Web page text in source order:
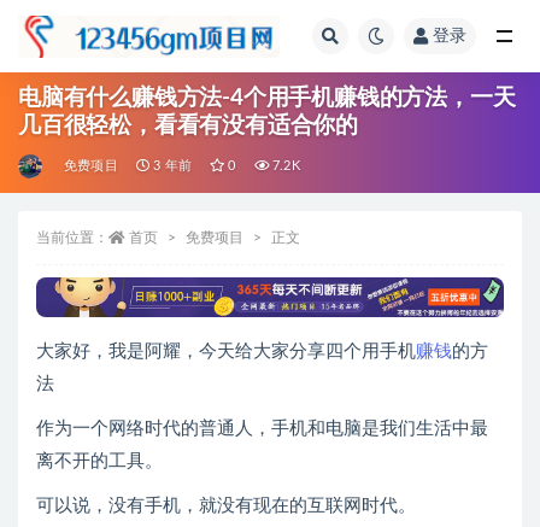
登录
电脑有什么赚钱方法-4个用手机赚钱的方法，一天
几百很轻松，看看有没有适合你的
免费项目 3 年前 0 7.2K
当前位置： 首页 免费项目 正文
大家好，我是阿耀，今天给大家分享四个用手机赚钱的方
法
作为一个网络时代的普通人，手机和电脑是我们生活中最
离不开的工具。
可以说，没有手机，就没有现在的互联网时代。